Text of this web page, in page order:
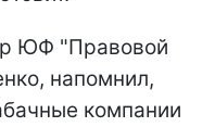
ЮФ "Правовой
напомнил,
компании